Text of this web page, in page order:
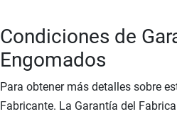
Condiciones de
Engomados
Para obtener más detalles sobre
Fabricante. La Garantía del